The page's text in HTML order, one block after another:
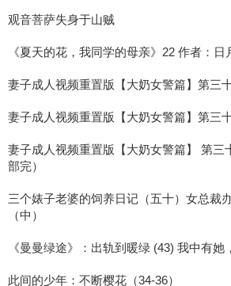
观音菩萨失身于山贼
《夏天的花，我同学的母亲》22 作者：日
妻子成人视频重置版【大奶女警篇】第三
妻子成人视频重置版【大奶女警篇】第三
妻子成人视频重置版【大奶女警篇】 第三
部完）
三个婊子老婆的饲养日记（五十）女总裁
（中）
《曼曼绿途》：出轨到暖绿 (43) 我中有她
此间的少年：不断樱花（34-36）